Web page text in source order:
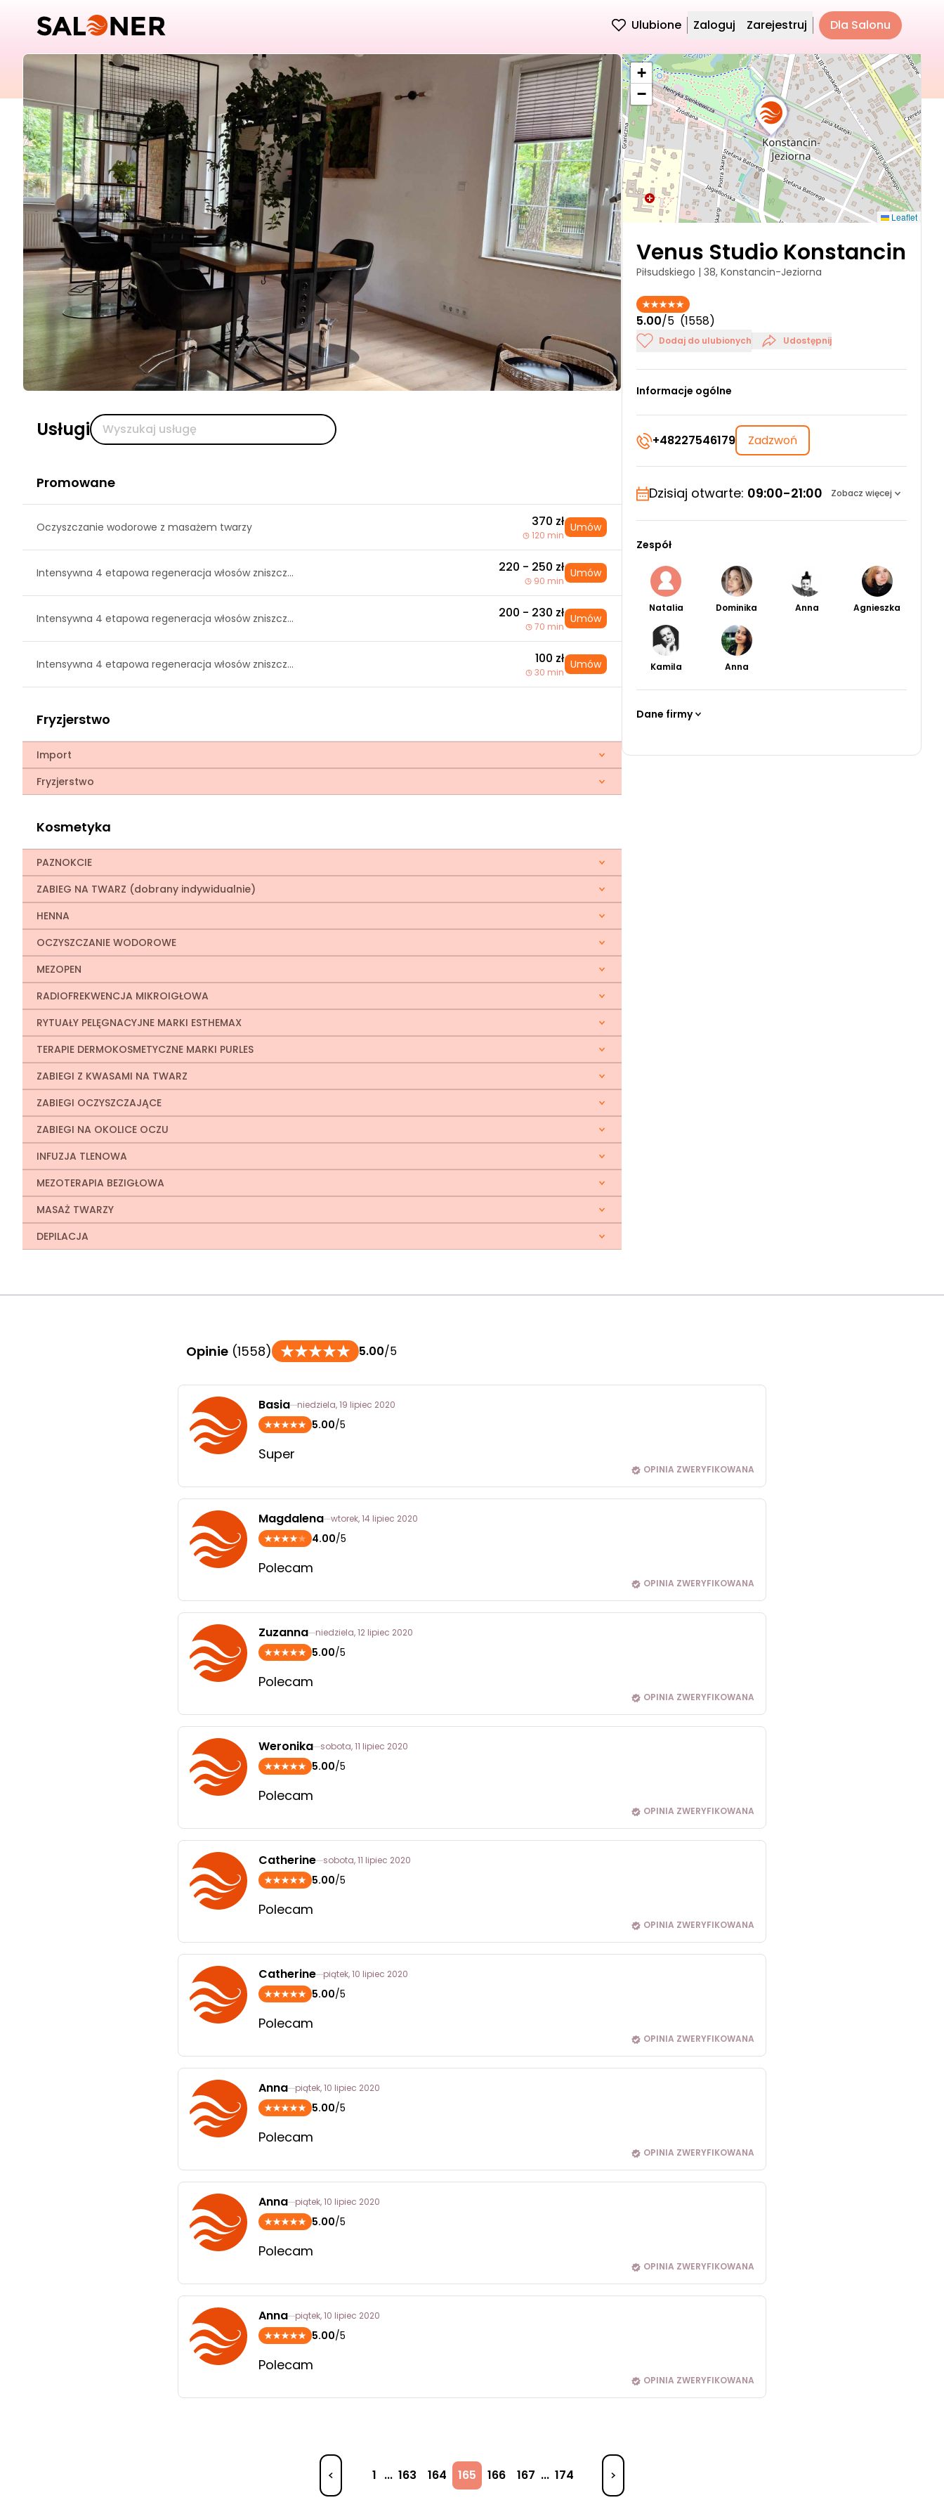
Ulubione Zaloguj Zarejestruj Dla Salonu
Usługi
Promowane
Oczyszczanie wodorowe z masażem twarzy 370 zł
120 min
Umów
Intensywna 4 etapowa regeneracja włosów zniszcz... 220 - 250 zł
90 min
Umów
Intensywna 4 etapowa regeneracja włosów zniszcz... 200 - 230 zł
70 min
Umów
Intensywna 4 etapowa regeneracja włosów zniszcz... 100 zł
30 min
Umów
Fryzjerstwo
Import
Fryzjerstwo
Kosmetyka
PAZNOKCIE
ZABIEG NA TWARZ (dobrany indywidualnie)
HENNA
OCZYSZCZANIE WODOROWE
MEZOPEN
RADIOFREKWENCJA MIKROIGŁOWA
RYTUAŁY PELĘGNACYJNE MARKI ESTHEMAX
TERAPIE DERMOKOSMETYCZNE MARKI PURLES
ZABIEGI Z KWASAMI NA TWARZ
ZABIEGI OCZYSZCZAJĄCE
ZABIEGI NA OKOLICE OCZU
INFUZJA TLENOWA
MEZOTERAPIA BEZIGŁOWA
MASAŻ TWARZY
DEPILACJA
+
−
Leaflet
Venus Studio Konstancin
Piłsudskiego | 38, Konstancin-Jeziorna
5.00/5 (1558)
Dodaj do ulubionych Udostępnij
Informacje ogólne
+48227546179 Zadzwoń
Dzisiaj otwarte: 09:00-21:00 Zobacz więcej
Zespół
Natalia Dominika Anna Agnieszka
Kamila Anna
Dane firmy
Opinie (1558) 5.00/5
Basia niedziela, 19 lipiec 2020
5.00/5
Super
OPINIA ZWERYFIKOWANA
Magdalena wtorek, 14 lipiec 2020
4.00/5
Polecam
OPINIA ZWERYFIKOWANA
Zuzanna niedziela, 12 lipiec 2020
5.00/5
Polecam
OPINIA ZWERYFIKOWANA
Weronika sobota, 11 lipiec 2020
5.00/5
Polecam
OPINIA ZWERYFIKOWANA
Catherine sobota, 11 lipiec 2020
5.00/5
Polecam
OPINIA ZWERYFIKOWANA
Catherine piątek, 10 lipiec 2020
5.00/5
Polecam
OPINIA ZWERYFIKOWANA
Anna piątek, 10 lipiec 2020
5.00/5
Polecam
OPINIA ZWERYFIKOWANA
Anna piątek, 10 lipiec 2020
5.00/5
Polecam
OPINIA ZWERYFIKOWANA
Anna piątek, 10 lipiec 2020
5.00/5
Polecam
OPINIA ZWERYFIKOWANA
1 ... 163 164 165 166 167 ... 174